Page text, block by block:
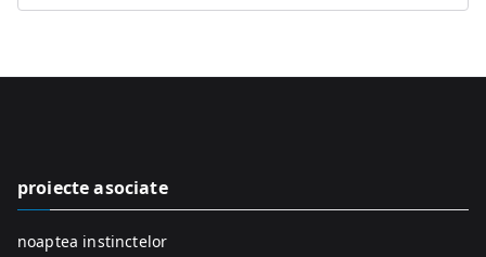
o
proiecte asociate
noaptea instinctelor